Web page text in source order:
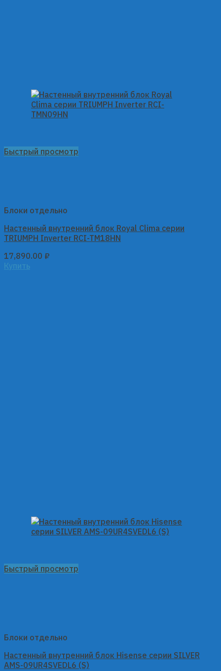
Быстрый просмотр
Блоки отдельно
Настенный внутренний блок Royal Clima серии
TRIUMPH Inverter RCI-TM18HN
17,890.00 ₽
Купить
Быстрый просмотр
Блоки отдельно
Настенный внутренний блок Hisense серии SILVER
AMS-09UR4SVEDL6 (S)